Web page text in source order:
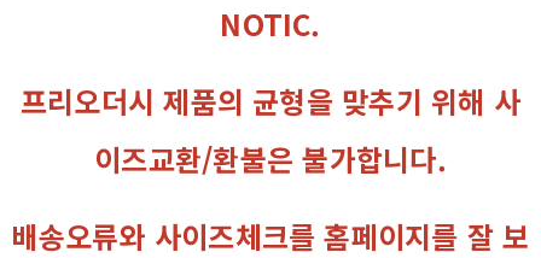
NOTIC.
프리오더시 제품의 균형을 맞추기 위해 사
이즈교환/환불은 불가합니다.
배송오류와 사이즈체크를 홈페이지를 잘 보